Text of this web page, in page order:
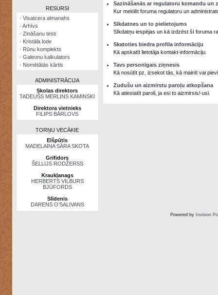
RESURSI
· Visatcera almanahs
· Arhīvs
· Zināšanu testi
· Kristāla lode
· Rūnu komplekts
· Galeonu kalkulators
· Nomētātās kārtis
ADMINISTRĀCIJA
Skolas direktors
TADEUŠS MERLINS KAMINSKI
Direktora vietnieks
FILIPS BĀRLOVS
TORŅU VECĀKIE
Elšpūtis
MADELAINA SĀRA SKOTA
Grifidors
ŠELLIJS RODŽERSS
Kraukļanags
HERBERTS VILBURS
BJŪFORDS
Slīdenis
DARENS O’SALIVANS
Sazināšanās ar regulatoru komandu un
Kur meklēt foruma regulatoru un
Sīkdatnes un to pielietojums
Sīkdatņu iespējas un kā izdzēst šī foruma
Skatoties biedra profila informāciju
Kā apskatīt lietotāja kontakt-informāciju.
Tavs personīgais ziņnesis
Kā nosūtīt pz, izsekot tās, kā mainīt vai
Zudušu un aizmirstu paroļu atkopšana
Kā atiestatīt paroli, ja esi to aizmirsis/-usi.
Powered by Invision